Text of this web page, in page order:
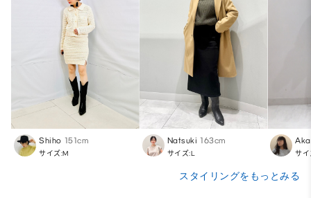
Shiho 151cm
サイズ:M
Natsuki 163cm
サイズ:L サ
スタイリングをもっとみる